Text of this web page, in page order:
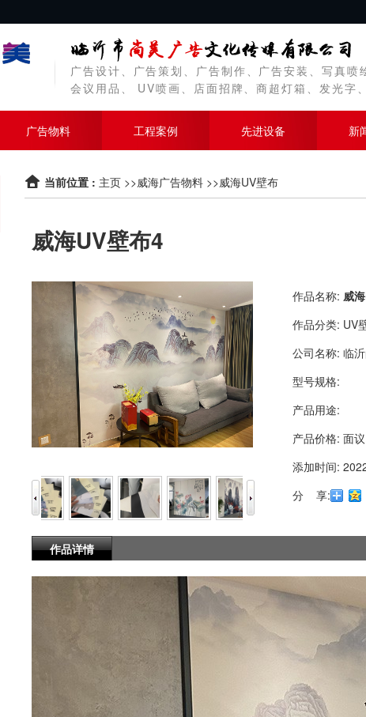
广告设计、广告策划、广告制作、广告安装、写真喷
会议用品、 UV喷画、店面招牌、商超灯箱、发光字
广告物料 工程案例 先进设备 新
当前位置 : 主页 >>威海广告物料 >>威海UV壁布
威海UV壁布4
作品名称: 威
作品分类: UV
公司名称: 临
型号规格:
产品用途:
产品价格: 面议
添加时间:
分 享:
作品详情